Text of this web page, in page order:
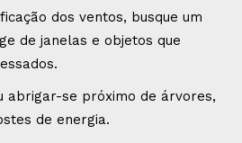
dos ventos, busque um
de janelas e objetos que
abrigar-se próximo de árvores,
de energia.